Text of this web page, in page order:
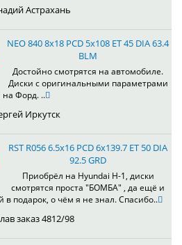
Астрахань
NEO 840 8x18 PCD 5x108 ET 45 DIA 63.4
BLM
Достойно смотрятся на автомобиле.
Диски с оригинальными параметрами
на Форд. ..
Иркутск
RST R056 6.5x16 PCD 6x139.7 ET 50 DIA
92.5 GRD
Приобрёл на Hyundai H-1, диски
смотрятся проста "БОМБА" , да ещё и
в подарок, о чём я не знал. Спасибо..
заказ 4812/98